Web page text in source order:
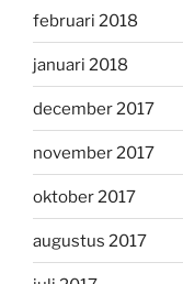
februari 2018
januari 2018
december 2017
november 2017
oktober 2017
augustus 2017